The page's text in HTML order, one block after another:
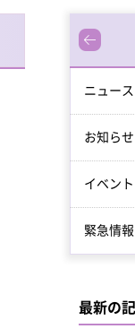
ニュー
お知らせ
イベント
緊急情報
最新の